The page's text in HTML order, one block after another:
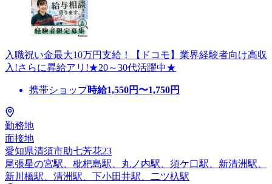
入職祝い金最大10万円支給！【ドコモ】業界経験者向け高収
入!さらに昇給アリ!★20～30代活躍中★
携帯ショップ時給1,550円〜1,750円
勤務地
面接地
愛知県清須市助七芳花23
尾張星の宮駅、枇杷島駅、丸ノ内駅、須ケ口駅、新清洲駅、
新川橋駅、清洲駅、下小田井駅、二ツ杁駅